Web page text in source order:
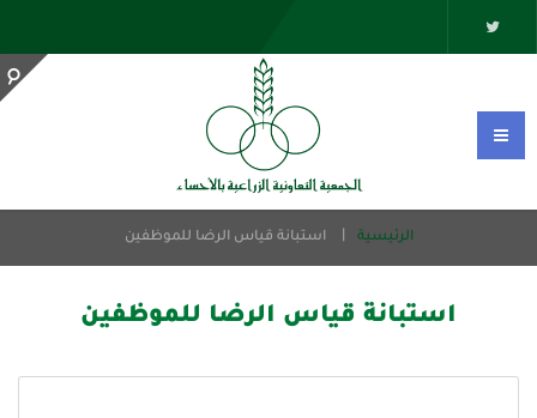
الرئيسية استبانة قياس الرضا للموظفين
استبانة قياس الرضا للموظفين